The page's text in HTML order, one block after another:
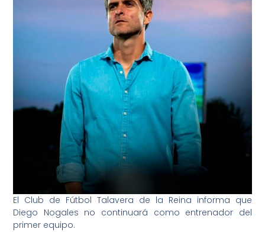
El Club de Fútbol Talavera de la Reina informa que
Diego Nogales no continuará como entrenador del
primer equipo.